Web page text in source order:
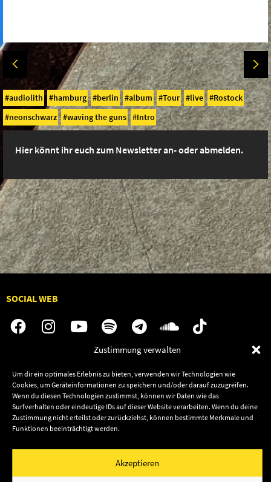
Zustimmung verwalten
Um dir ein optimales Erlebnis zu bieten, verwenden wir Technologien wie
Cookies, um Geräteinformationen zu speichern und/oder darauf zuzugreifen.
Wenn du diesen Technologien zustimmst, können wir Daten wie das
Surfverhalten oder eindeutige IDs auf dieser Website verarbeiten. Wenn du deine
Zustimmung nicht erteilst oder zurückziehst, können bestimmte Merkmale und
Funktionen beeinträchtigt werden.
Akzeptieren
audiolith hamburg berlin album Tour live
Rostock
neonschwarz
waving the guns Intro
Hier könnt ihr euch zum Newsletter an- oder abmelden.
SOCIAL WEB
News
Artists
Releases
Kontakt
Termine
Shop
Datenschutz
Newsletter
Cookie-Richtlinie (EU)